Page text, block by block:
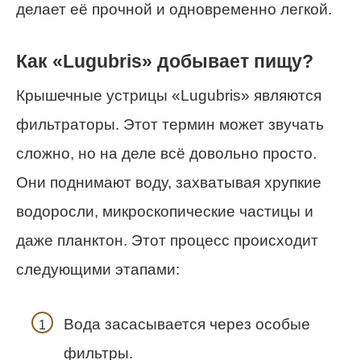
делает её прочной и одновременно легкой.
Как «Lugubris» добывает пищу?
Крышечные устрицы «Lugubris» являются
фильтраторы. Этот термин может звучать
сложно, но на деле всё довольно просто.
Они поднимают воду, захватывая хрупкие
водоросли, микроскопические частицы и
даже планктон. Этот процесс происходит
следующими этапами:
Вода засасывается через особые
фильтры.